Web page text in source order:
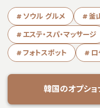
ソウル グルメ 釜
エステ・スパ・マッサージ
フォトスポット ロ
韓国のオプショ